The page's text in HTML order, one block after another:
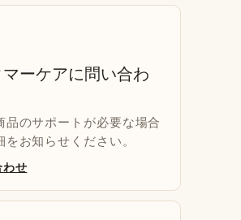
ーケアに問い合わ
品のサポートが必要な場合
をお知らせください。
わせ